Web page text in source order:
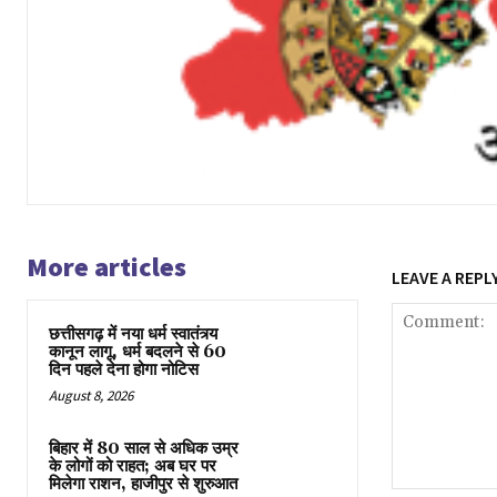
More articles
छत्तीसगढ़ में नया धर्म स्वातंत्र्य
कानून लागू, धर्म बदलने से 60
दिन पहले देना होगा नोटिस
August 8, 2026
बिहार में 80 साल से अधिक उम्र
के लोगों को राहत; अब घर पर
मिलेगा राशन, हाजीपुर से शुरुआत
LEAVE A